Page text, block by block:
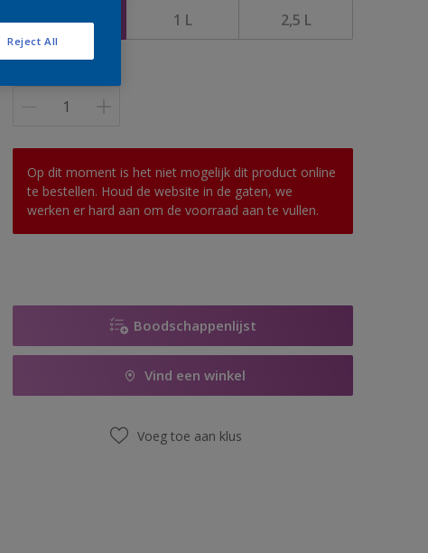
0,5 L 1 L 2,5 L
Op dit moment is het niet mogelijk dit product online
te bestellen. Houd de website in de gaten, we
werken er hard aan om de voorraad aan te vullen.
Boodschappenlijst
Vind een winkel
Voeg toe aan klus
Reject All